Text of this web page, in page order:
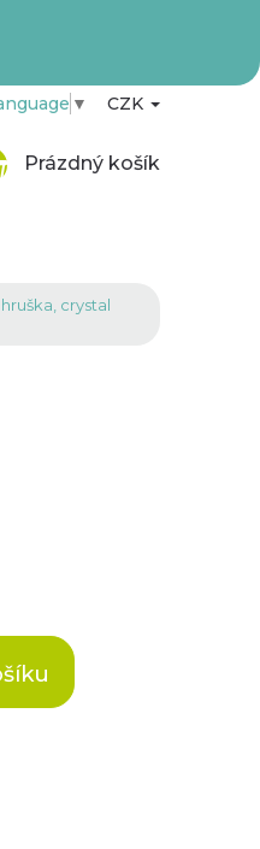
▼ CZK
Prázdný košík
crystal